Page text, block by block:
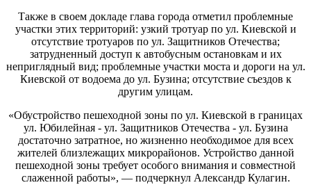
Также в своем докладе глава города отметил проблемные
участки этих территорий: узкий тротуар по ул. Киевской и
отсутствие тротуаров по ул. Защитников Отечества;
затрудненный доступ к автобусным остановкам и их
неприглядный вид; проблемные участки моста и дороги на ул.
Киевской от водоема до ул. Бузина; отсутствие съездов к
другим улицам.
«Обустройство пешеходной зоны по ул. Киевской в границах
ул. Юбилейная - ул. Защитников Отечества - ул. Бузина
достаточно затратное, но жизненно необходимое для всех
жителей близлежащих микрорайонов. Устройство данной
пешеходной зоны требует особого внимания и совместной
слаженной работы», — подчеркнул Александр Кулагин.